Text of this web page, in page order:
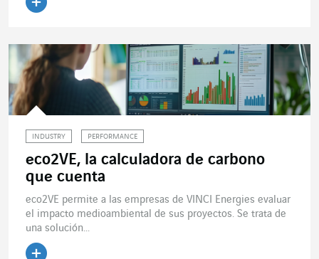
INDUSTRY PERFORMANCE
eco2VE, la calculadora de carbono
que cuenta
eco2VE permite a las empresas de VINCI Energies evaluar
el impacto medioambiental de sus proyectos. Se trata de
una solución...